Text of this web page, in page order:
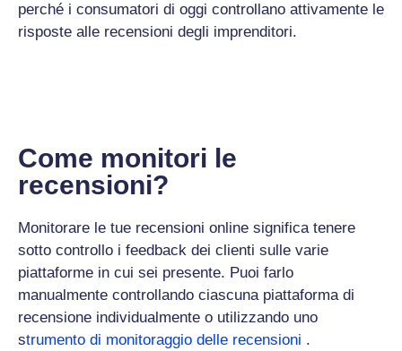
perché i consumatori di oggi controllano attivamente le
risposte alle recensioni degli imprenditori.
Come monitori le
recensioni?
Monitorare le tue recensioni online significa tenere
sotto controllo i feedback dei clienti sulle varie
piattaforme in cui sei presente. Puoi farlo
manualmente controllando ciascuna piattaforma di
recensione individualmente o utilizzando uno
strumento di monitoraggio delle recensioni .